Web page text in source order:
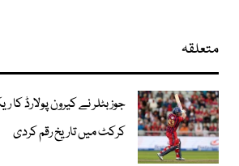
متعلقہ
جوز بٹلر نے کیرون پولارڈ کا
کرکٹ میں تاریخ رقم کردی